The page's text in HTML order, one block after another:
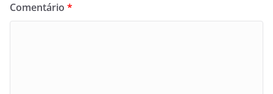
Comentário *